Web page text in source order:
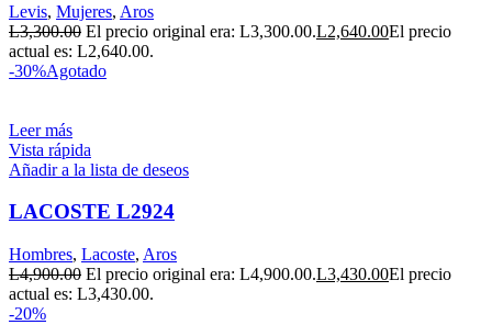
Levis, Mujeres, Aros
L3,300.00 El precio original era: L3,300.00.L2,640.00El precio
actual es: L2,640.00.
-30%Agotado
Leer más
Vista rápida
Añadir a la lista de deseos
LACOSTE L2924
Hombres, Lacoste, Aros
L4,900.00 El precio original era: L4,900.00.L3,430.00El precio
actual es: L3,430.00.
-20%